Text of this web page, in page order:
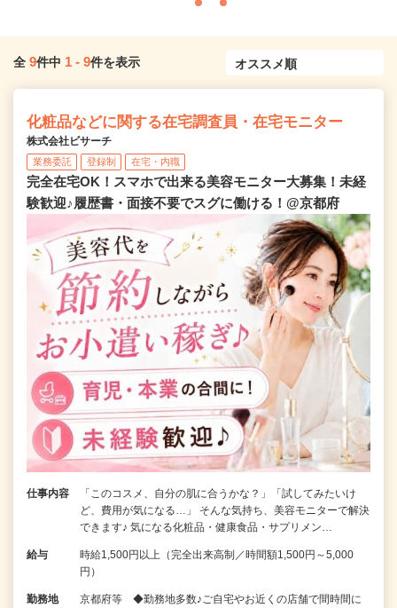
全 9件中 1 - 9件を表示
化粧品などに関する在宅調査員・在宅モニター
株式会社ビサーチ
業務委託 登録制 在宅・内職
完全在宅OK！スマホで出来る美容モニター大募集！未経
験歓迎♪履歴書・面接不要でスグに働ける！@京都府
仕事内容
「このコスメ、自分の肌に合うかな？」「試してみたいけ
ど、費用が気になる…」 そんな気持ち、美容モニターで解決
できます♪ 気になる化粧品・健康食品・サプリメン…
給与
時給1,500円以上（完全出来高制／時間額1,500円～5,000
円）
勤務地
京都府等 ◆勤務地多数♪ご自宅やお近くの店舗で間時間に